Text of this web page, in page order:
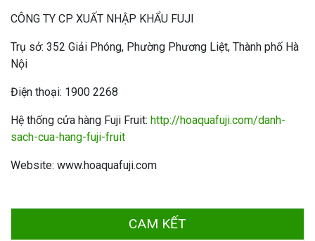
CÔNG TY CP XUẤT NHẬP KHẨU FUJI
Trụ sở: 352 Giải Phóng, Phường Phương Liệt, Thành phố Hà
Nội
Điện thoại: 1900 2268
Hệ thống cửa hàng Fuji Fruit: http://hoaquafuji.com/danh-
sach-cua-hang-fuji-fruit
Website: www.hoaquafuji.com
CAM KẾT